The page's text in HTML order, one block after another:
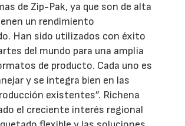
de Zip-Pak, ya que son de alta
un rendimiento
Han sido utilizados con éxito
del mundo para una amplia
de producto. Cada uno es
y se integra bien en las
existentes”. Richena
el creciente interés regional